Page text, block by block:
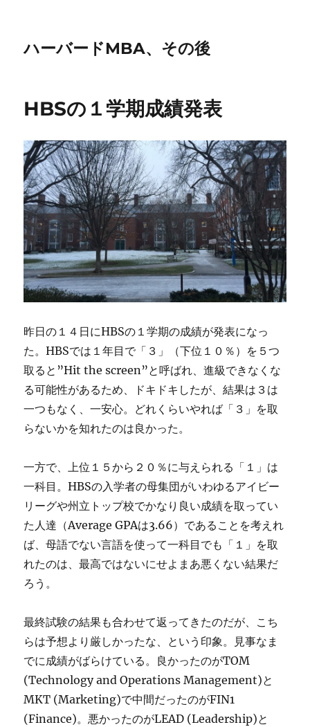
ハーバードMBA、その後
HBSの１学期成績発表
昨日の１４日にHBSの１学期の成績が発表になっ
た。HBSでは１年目で「３」（下位１０％）を５つ
取ると”Hit the screen”と呼ばれ、進級できなくな
る可能性があるため、ドキドキしたが、結果は３は
一つもなく、一安心。どれくらいやれば「３」を取
らないかを知れたのは良かった。
一方で、上位１５から２０％に与えられる「１」は
一科目。HBSの入学者の母集団がいわゆるアイビー
リーグや州立トップ校でかなり良い成績を取ってい
た人達（Average GPAは3.66）であることを考えれ
ば、母語でない言語を使って一科目でも「１」を取
れたのは、最高ではないにせよまあ悪くない結果だ
ろう。
最終試験の結果も合わせて返ってきたのだが、こち
らは予想より厳しかったな、という印象。見事なま
でに成績がばらけている。良かったのがTOM
(Technology and Operations Management)と
MKT (Marketing)で中間だったのがFIN1
(Finance)。悪かったのがLEAD (Leadership)と